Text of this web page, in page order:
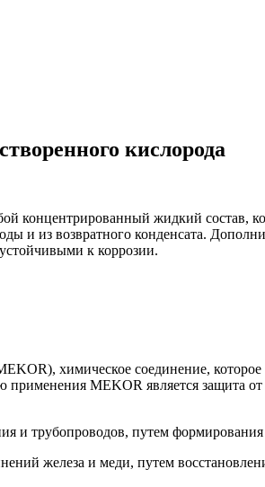
кислорода
концентрированный жидкий состав,
и из возвратного конденсата.
к коррозии.
химическое соединение,
применения MEKOR является защита
путем формирования
и меди, путем